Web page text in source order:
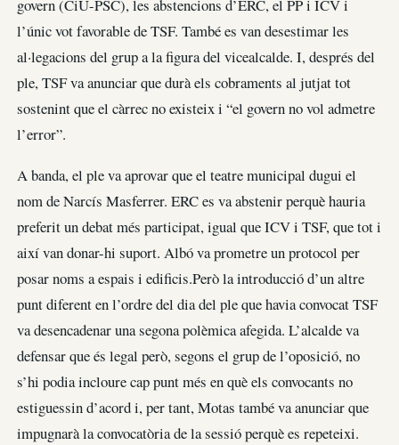
govern (CiU-PSC), les abstencions d’ERC, el PP i ICV i
l’únic vot favorable de TSF. També es van desestimar les
al·legacions del grup a la figura del vicealcalde. I, després del
ple, TSF va anunciar que durà els cobraments al jutjat tot
sostenint que el càrrec no existeix i “el govern no vol admetre
l’error”.
A banda, el ple va aprovar que el teatre municipal dugui el
nom de Narcís Masferrer. ERC es va abstenir perquè hauria
preferit un debat més participat, igual que ICV i TSF, que tot i
així van donar-hi suport. Albó va prometre un protocol per
posar noms a espais i edificis.Però la introducció d’un altre
punt diferent en l’ordre del dia del ple que havia convocat TSF
va desencadenar una segona polèmica afegida. L’alcalde va
defensar que és legal però, segons el grup de l’oposició, no
s’hi podia incloure cap punt més en què els convocants no
estiguessin d’acord i, per tant, Motas també va anunciar que
impugnarà la convocatòria de la sessió perquè es repeteixi.